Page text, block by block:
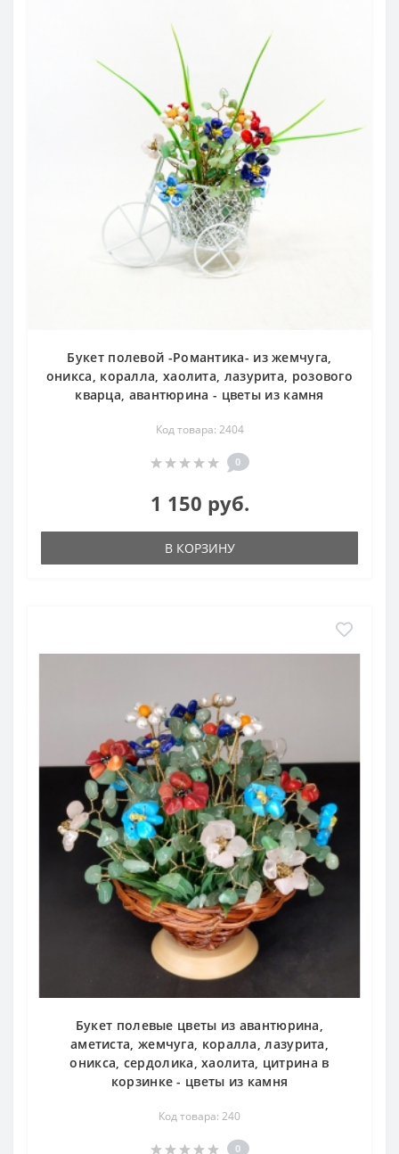
Букет полевой -Романтика- из жемчуга,
оникса, коралла, хаолита, лазурита, розового
кварца, авантюрина - цветы из камня
Код товара: 2404
0
1 150 руб.
В КОРЗИНУ
Букет полевые цветы из авантюрина,
аметиста, жемчуга, коралла, лазурита,
оникса, сердолика, хаолита, цитрина в
корзинке - цветы из камня
Код товара: 240
0